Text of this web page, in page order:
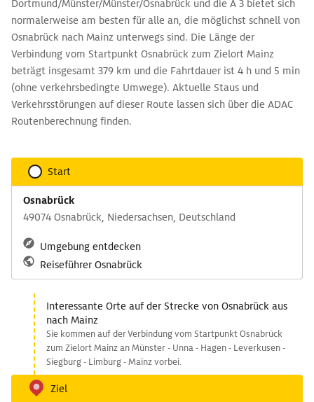
Dortmund/Münster/Münster/Osnabrück und die A 3 bietet sich
normalerweise am besten für alle an, die möglichst schnell von
Osnabrück nach Mainz unterwegs sind. Die Länge der
Verbindung vom Startpunkt Osnabrück zum Zielort Mainz
beträgt insgesamt 379 km und die Fahrtdauer ist 4 h und 5 min
(ohne verkehrsbedingte Umwege). Aktuelle Staus und
Verkehrsstörungen auf dieser Route lassen sich über die ADAC
Routenberechnung finden.
Start
Osnabrück
49074 Osnabrück, Niedersachsen, Deutschland
Umgebung entdecken
Reiseführer Osnabrück
Interessante Orte auf der Strecke von Osnabrück aus
nach Mainz
Sie kommen auf der Verbindung vom Startpunkt Osnabrück
zum Zielort Mainz an Münster - Unna - Hagen - Leverkusen -
Siegburg - Limburg - Mainz vorbei.
Ziel